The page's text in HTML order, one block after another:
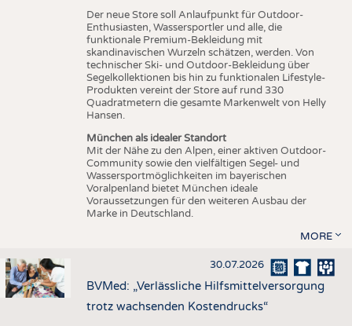
Der neue Store soll Anlaufpunkt für Outdoor-
Enthusiasten, Wassersportler und alle, die
funktionale Premium-Bekleidung mit
skandinavischen Wurzeln schätzen, werden. Von
technischer Ski- und Outdoor-Bekleidung über
Segelkollektionen bis hin zu funktionalen Lifestyle-
Produkten vereint der Store auf rund 330
Quadratmetern die gesamte Markenwelt von Helly
Hansen.
München als idealer Standort
Mit der Nähe zu den Alpen, einer aktiven Outdoor-
Community sowie den vielfältigen Segel- und
Wassersportmöglichkeiten im bayerischen
Voralpenland bietet München ideale
Voraussetzungen für den weiteren Ausbau der
Marke in Deutschland.
MORE
30.07.2026
BVMed: „Verlässliche Hilfsmittelversorgung
trotz wachsenden Kostendrucks“